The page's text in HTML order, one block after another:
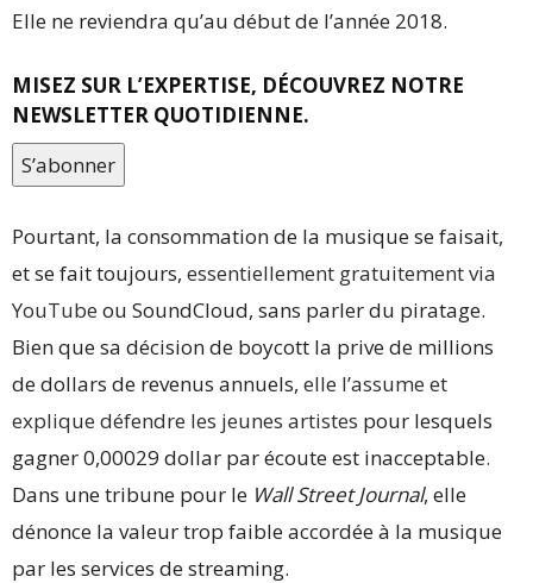
Elle ne reviendra qu’au début de l’année 2018.
MISEZ SUR L’EXPERTISE, DÉCOUVREZ NOTRE
NEWSLETTER QUOTIDIENNE.
S’abonner
Pourtant, la consommation de la musique se faisait,
et se fait toujours, essentiellement gratuitement via
YouTube ou SoundCloud, sans parler du piratage.
Bien que sa décision de boycott la prive de millions
de dollars de revenus annuels, elle l’assume et
explique défendre les jeunes artistes pour lesquels
gagner 0,00029 dollar par écoute est inacceptable.
Dans une tribune pour le Wall Street Journal, elle
dénonce la valeur trop faible accordée à la musique
par les services de streaming.